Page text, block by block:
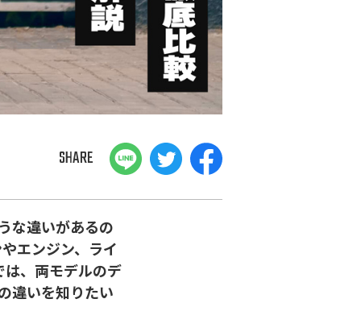
SHARE
な違いがあるの
エンジン、ライ
は、両モデルのデ
違いを知りたい